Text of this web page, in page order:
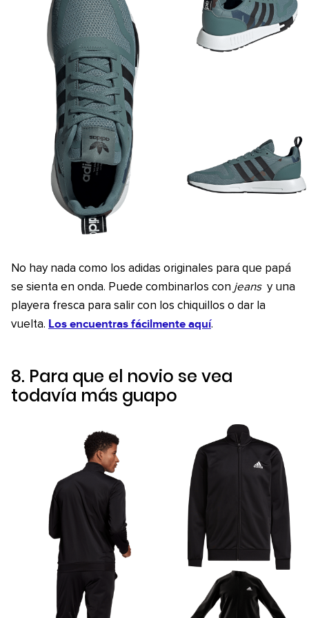
No hay nada como los adidas originales para que papá
se sienta en onda. Puede combinarlos con jeans y una
playera fresca para salir con los chiquillos o dar la
vuelta. Los encuentras fácilmente aquí.
8. Para que el novio se vea
todavía más guapo